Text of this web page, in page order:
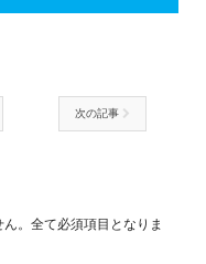
次の記事
。全て必須項目となりま